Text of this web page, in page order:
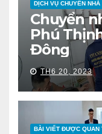
DỊCH VỤ CHUYỂN NHÀ
Chuyển
Phú
Đông
TH6 20, 2023
BÀI VIẾT ĐƯỢC QUAN